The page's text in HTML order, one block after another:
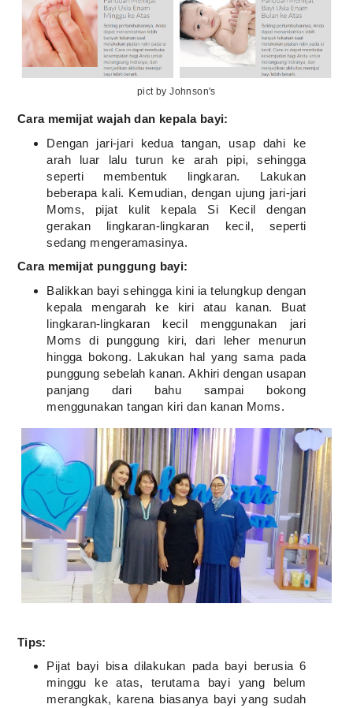
pict by Johnson's
Cara memijat wajah dan kepala bayi:
Dengan jari-jari kedua tangan, usap dahi ke
arah luar lalu turun ke arah pipi, sehingga
seperti membentuk lingkaran. Lakukan
beberapa kali. Kemudian, dengan ujung jari-jari
Moms, pijat kulit kepala Si Kecil dengan
gerakan lingkaran-lingkaran kecil, seperti
sedang mengeramasinya.
Cara memijat punggung bayi:
Balikkan bayi sehingga kini ia telungkup dengan
kepala mengarah ke kiri atau kanan. Buat
lingkaran-lingkaran kecil menggunakan jari
Moms di punggung kiri, dari leher menurun
hingga bokong. Lakukan hal yang sama pada
punggung sebelah kanan. Akhiri dengan usapan
panjang dari bahu sampai bokong
menggunakan tangan kiri dan kanan Moms.
Tips:
Pijat bayi bisa dilakukan pada bayi berusia 6
minggu ke atas, terutama bayi yang belum
merangkak, karena biasanya bayi yang sudah